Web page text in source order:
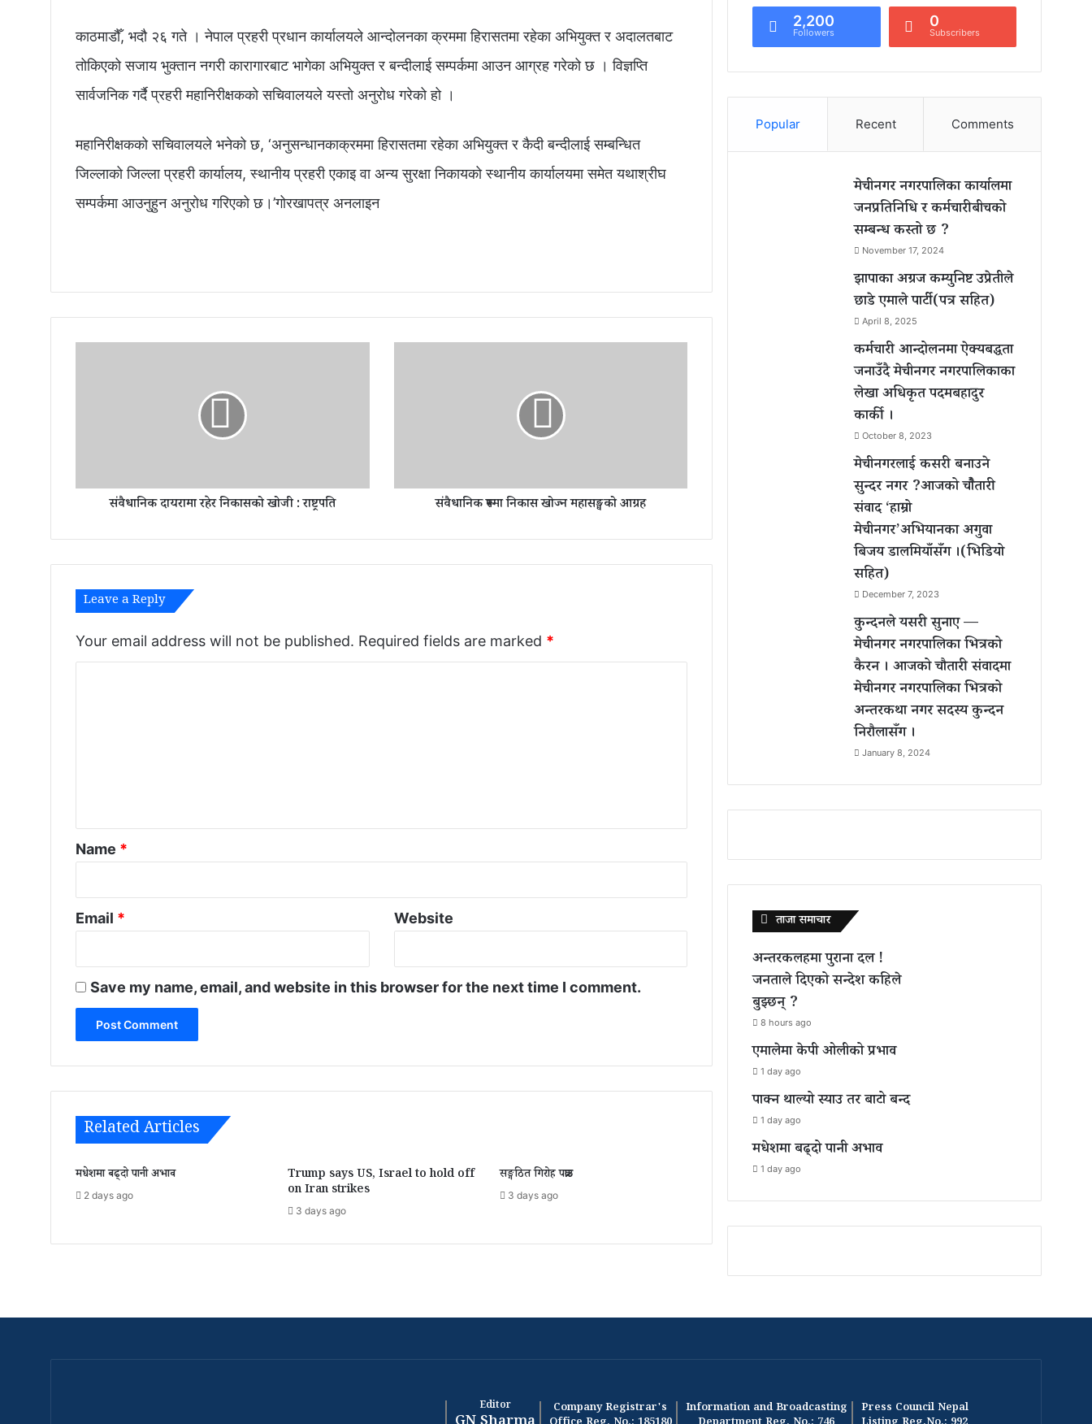
काठमाडौँ, भदौ २६ गते । नेपाल प्रहरी प्रधान कार्यालयले आन्दोलनका क्रममा हिरासतमा रहेका अभियुक्त र अदालतबाट
तोकिएको सजाय भुक्तान नगरी कारागारबाट भागेका अभियुक्त र बन्दीलाई सम्पर्कमा आउन आग्रह गरेको छ । विज्ञप्ति
सार्वजनिक गर्दै प्रहरी महानिरीक्षकको सचिवालयले यस्तो अनुरोध गरेको हो ।
महानिरीक्षकको सचिवालयले भनेको छ, ‘अनुसन्धानकाक्रममा हिरासतमा रहेका अभियुक्त र कैदी बन्दीलाई सम्बन्धित
जिल्लाको जिल्ला प्रहरी कार्यालय, स्थानीय प्रहरी एकाइ वा अन्य सुरक्षा निकायको स्थानीय कार्यालयमा समेत यथाश्रीघ
सम्पर्कमा आउनुहुन अनुरोध गरिएको छ।’गोरखापत्र अनलाइन
मा
र
स
को
जी
:
संवैधानिक दायरामा रहेर निकासको खोजी : राष्ट्रपति
नि
खो
को
आ
संवैधानिक रूपमा निकास खोज्न महासङ्घको आग्रह
Leave a Reply
Your email address will not be published. Required fields are marked *
*
Name *
Email * Website
Save my name, email, and website in this browser for the next time I comment.
Related Articles
मधेशमा बढ्दो पानी अभाव
2 days ago
Trump says US, Israel to hold off
on Iran strikes
3 days ago
सङ्गठित गिरोह पक्राउ
3 days ago
2,200
Followers
0
Subscribers
Popular Recent Comments
मेचीनगर नगरपालिका कार्यालमा
जनप्रतिनिधि र कर्मचारीबीचको
सम्बन्ध कस्तो छ ?
November 17, 2024
झापाका अग्रज कम्युनिष्ट उप्रेतीले
छाडे एमाले पार्टी(पत्र सहित)
April 8, 2025
कर्मचारी आन्दोलनमा ऐक्यबद्धता
जनाउँदै मेचीनगर नगरपालिकाका
लेखा अधिकृत पदमबहादुर
कार्की ।
October 8, 2023
मेचीनगरलाई कसरी बनाउने
सुन्दर नगर ?आजको चौैतारी
संवाद ‘हाम्रो
मेचीनगर’अभियानका अगुवा
बिजय डालमियाँसँग ।(भिडियो
सहित)
December 7, 2023
कुन्दनले यसरी सुनाए —
मेचीनगर नगरपालिका भित्रको
कैरन । आजको चौतारी संवादमा
मेचीनगर नगरपालिका भित्रको
अन्तरकथा नगर सदस्य कुन्दन
निरौलासँग ।
January 8, 2024
ताजा समाचार
अन्तरकलहमा पुराना दल !
जनताले दिएको सन्देश कहिले
बुझ्छन् ?
8 hours ago
एमालेमा केपी ओलीको प्रभाव
1 day ago
पाक्न थाल्यो स्याउ तर बाटो बन्द
1 day ago
मधेशमा बढ्दो पानी अभाव
1 day ago
Editor
Company Registrar's
Information and Broadcasting
Press Council Nepal